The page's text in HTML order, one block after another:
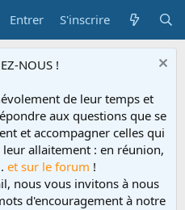
Entrer S'inscrire
NOUS !
de leur temps et
aux questions que se
et accompagner celles qui
allaitement : en réunion,
et sur le forum !
nous vous invitons à nous
d'encouragement à notre